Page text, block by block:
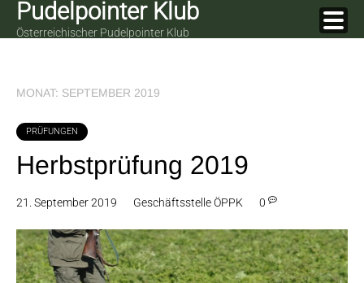
SkipPudelpointer Klub
Österreichischer Pudelpointer Klub
MONAT: SEPTEMBER 2019
PRÜFUNGEN
Herbstprüfung 2019
21. September 2019 Geschäftsstelle ÖPPK 0